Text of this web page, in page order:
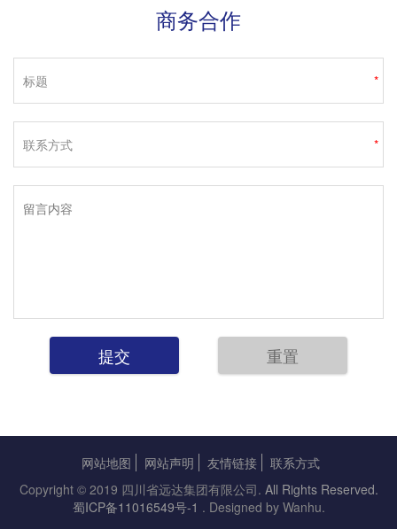
商务合作
*
标题
*
联系方式
网站地图 网站声明 友情链接
联系方式
Copyright © 2019 四川省远达集团有限公司. All Rights Reserved.
蜀ICP备11016549号-1 . Designed by Wanhu.